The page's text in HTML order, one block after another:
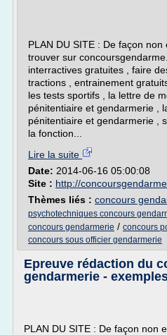
PLAN DU SITE : De façon
trouver sur
interractives gratuites , faire
tractions , entrainement
les tests sportifs , la lettre de
pénitentiaire et gendarmerie ,
pénitentiaire et gendarmerie ,
la fonction...
Lire la suite
Date: 2014-06-16 05:00:08
Site : http://
Thèmes liés : concours
psychotechniques concours
concours gendarmerie / concours
concours sous officier gendarmerie
Epreuve rédaction du
gendarmerie -
PLAN DU SITE : De façon non